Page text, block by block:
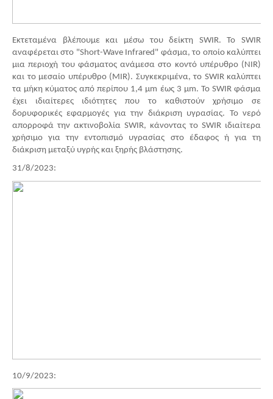
Εκτεταμένα βλέπουμε και μέσω του δείκτη SWIR. Το SWIR
αναφέρεται στο "Short-Wave Infrared" φάσμα, το οποίο καλύπτει
μια περιοχή του φάσματος ανάμεσα στο κοντό υπέρυθρο (NIR)
και το μεσαίο υπέρυθρο (MIR). Συγκεκριμένα, το SWIR καλύπτει
τα μήκη κύματος από περίπου 1,4 μm έως 3 μm. Το SWIR φάσμα
έχει ιδιαίτερες ιδιότητες που το καθιστούν χρήσιμο σε
δορυφορικές εφαρμογές για την διάκριση υγρασίας. Το νερό
απορροφά την ακτινοβολία SWIR, κάνοντας το SWIR ιδιαίτερα
χρήσιμο για την εντοπισμό υγρασίας στο έδαφος ή για τη
διάκριση μεταξύ υγρής και ξηρής βλάστησης.
31/8/2023:
10/9/2023: